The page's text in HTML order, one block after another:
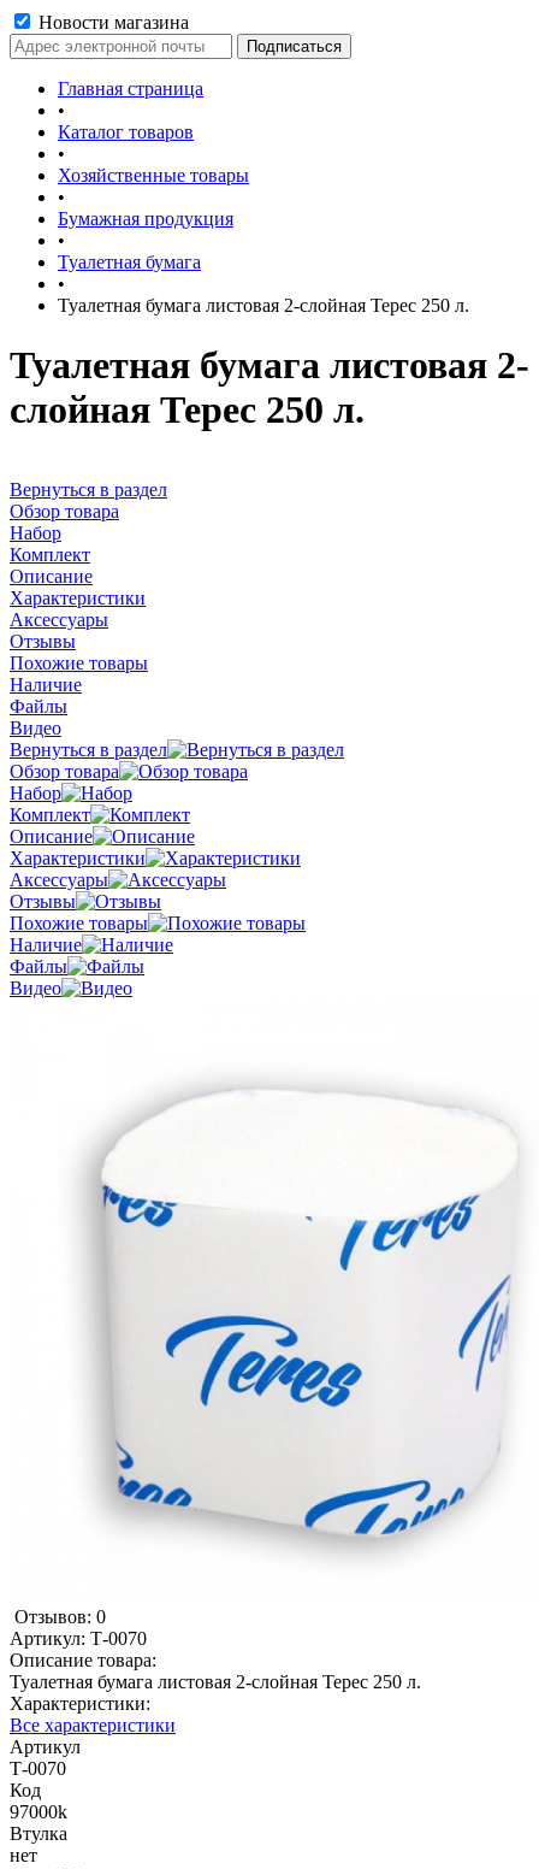
Новости магазина
Главная страница
•
Каталог товаров
•
Хозяйственные товары
•
Бумажная продукция
•
Туалетная бумага
•
Туалетная бумага листовая 2-слойная Терес 250 л.
Туалетная бумага листовая 2-
слойная Терес 250 л.
Вернуться в раздел
Обзор товара
Набор
Комплект
Описание
Характеристики
Аксессуары
Отзывы
Похожие товары
Наличие
Файлы
Видео
Вернуться в раздел
Обзор товара
Набор
Комплект
Описание
Характеристики
Аксессуары
Отзывы
Похожие товары
Наличие
Файлы
Видео
Отзывов: 0
Артикул: Т-0070
Описание товара:
Туалетная бумага листовая 2-слойная Терес 250 л.
Характеристики:
Все характеристики
Артикул
Т-0070
Код
97000k
Втулка
нет